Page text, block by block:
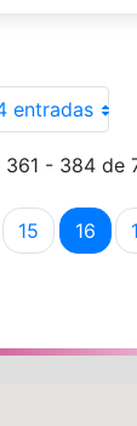
entradas
- 384 de
intermedias
Página
15 16